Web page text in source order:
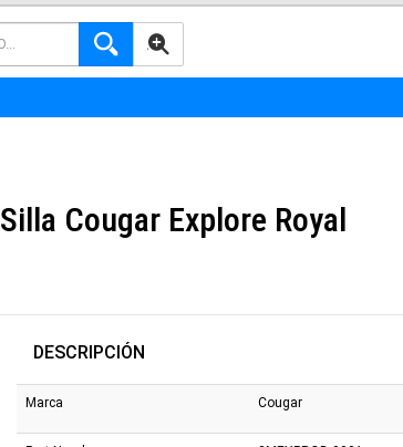
AVANZADA
Silla Cougar Explore Royal
DESCRIPCIÓN
Marca Cougar